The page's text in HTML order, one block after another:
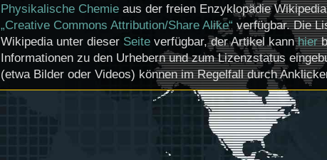
Physikalische Chemie aus der freien Enzyklopädie
„Creative Commons Attribution/Share Alike“ verfügbar. Die
Wikipedia unter dieser Seite verfügbar, der Artikel kannhier
Informationen zu den Urhebern und zum Lizenzstatus
(etwa Bilder oder Videos) können im Regelfall durch